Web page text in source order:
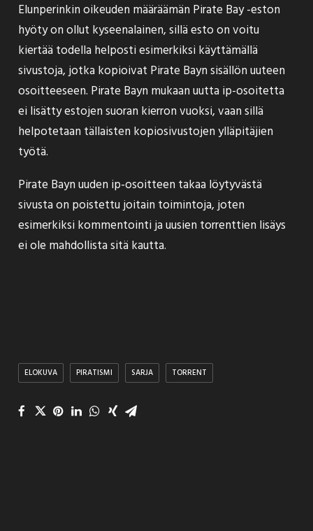
Elunperinkin oikeuden määräämän Pirate Bay -eston
hyöty on ollut kyseenalainen, sillä esto on voitu
kiertää todella helposti esimerkiksi käyttämällä
sivustoja, jotka kopioivat Pirate Bayn sisällön uuteen
osoitteeseen. Pirate Bayn mukaan uutta ip-osoitetta
ei lisätty estojen suoran kierron vuoksi, vaan sillä
helpotetaan tällaisten kopiosivustojen ylläpitäjien
työtä.
Pirate Bayn uuden ip-osoitteen takaa löytyvästä
sivusta on poistettu joitain toimintoja, joten
esimerkiksi kommentointi ja uusien torrenttien lisäys
ei ole mahdollista sitä kautta.
ELOKUVA PIRATISMI SARJA TORRENT